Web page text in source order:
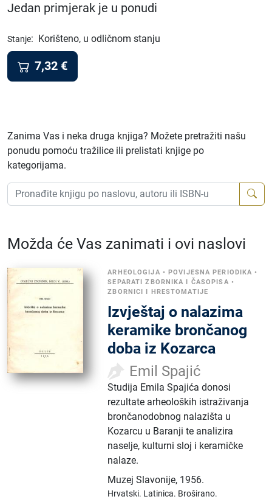
Jedan primjerak je u ponudi
Stanje: Korišteno, u odličnom stanju
7,32 €
Zanima Vas i neka druga knjiga? Možete pretražiti našu
ponudu pomoću tražilice ili prelistati knjige po
kategorijama.
Možda će Vas zanimati i ovi naslovi
ARHEOLOGIJA •POVIJESNA PERIODIKA •
SEPARATI ZBORNIKA I ČASOPISA •
ZBORNICI I HRESTOMATIJE
Izvještaj o nalazima
keramike brončanog
doba iz Kozarca
Emil Spajić
Studija Emila Spajića donosi
rezultate arheoloških istraživanja
brončanodobnog nalazišta u
Kozarcu u Baranji te analizira
naselje, kulturni sloj i keramičke
nalaze.
Muzej Slavonije, 1956.
Hrvatski. Latinica. Broširano.